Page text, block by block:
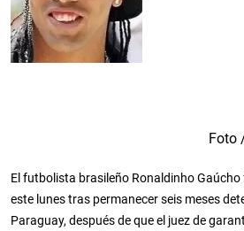
Foto /
El futbolista brasileño Ronaldinho Gaúcho
este lunes tras permanecer seis meses
Paraguay, después de que el juez de